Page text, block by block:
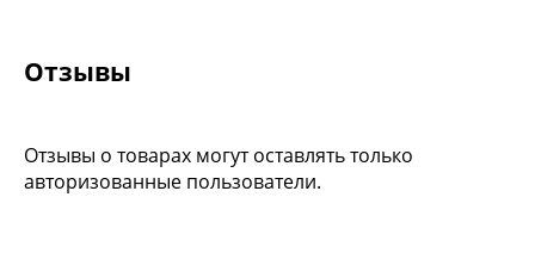
Отзывы
Отзывы о товарах могут оставлять только
авторизованные пользователи.